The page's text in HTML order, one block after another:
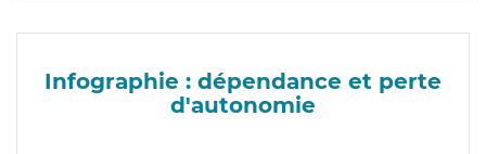
Infographie : dépendance et perte
d'autonomie